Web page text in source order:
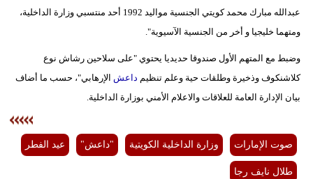
عبدالله مبارك محمد كويتي الجنسية مواليد 1992 أحد منتسبي وزارة الداخلية،
ومتهما خليجيا و أخر من الجنسية الآسيوية".
وضبط مع المتهم الأول صندوقا حديديا يحتوي "على سلاحين رشاش نوع
كلاشنكوف وذخيرة وطلقات حية وعلم تنظيم داعش الإرهابي"، حسب ما أضاف
بيان الإدارة العامة للعلاقات والاعلام الأمني بوزارة الداخلية.
صوت الإمارات وزارة الداخلية الكويتية "داعش" عيد الفطر
طلال نايف رجا